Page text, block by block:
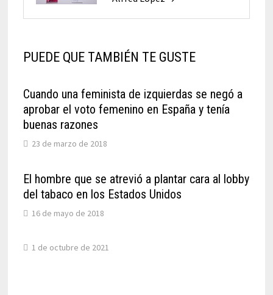
PUEDE QUE TAMBIÉN TE GUSTE
Cuando una feminista de izquierdas se negó a
aprobar el voto femenino en España y tenía
buenas razones
23 de marzo de 2018
El hombre que se atrevió a plantar cara al lobby
del tabaco en los Estados Unidos
16 de mayo de 2018
1 de octubre de 2021